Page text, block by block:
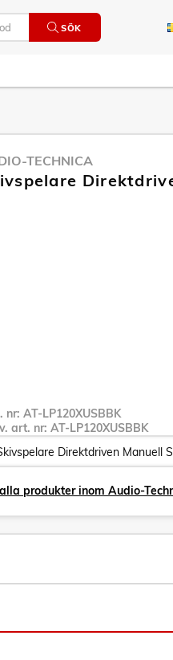
SÖK
TECHNICA
nr: AT-LP120XUSBBK
art. nr: AT-LP120XUSBBK
produkter inom Audio-